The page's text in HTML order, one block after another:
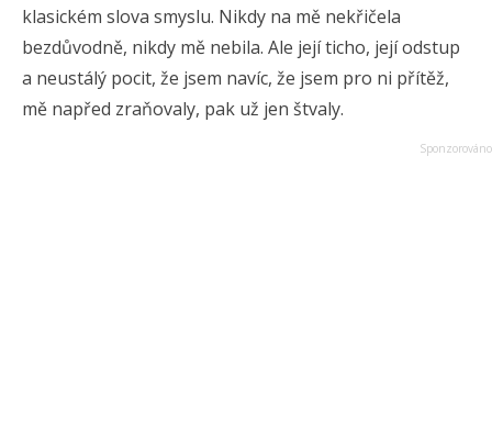
klasickém slova smyslu. Nikdy na mě nekřičela
bezdůvodně, nikdy mě nebila. Ale její ticho, její odstup
a neustálý pocit, že jsem navíc, že jsem pro ni přítěž,
mě napřed zraňovaly, pak už jen štvaly.